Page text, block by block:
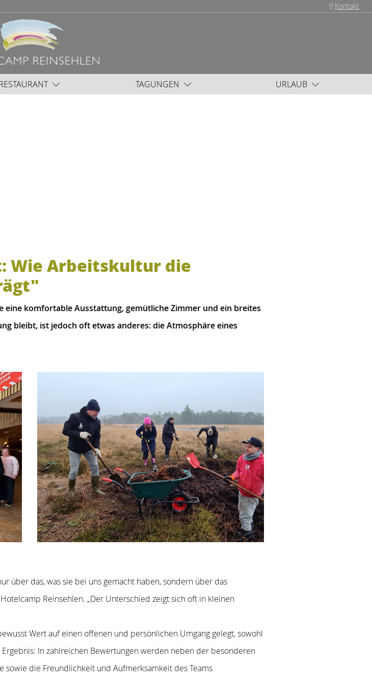
Kontakt
TAGUNGEN URLAUB
Wie Arbeitskultur die
eine komfortable Ausstattung, gemütliche Zimmer und ein breites
bleibt, ist jedoch oft etwas anderes: die Atmosphäre eines
über das, was sie bei uns gemacht haben, sondern über das
Reinsehlen. „Der Unterschied zeigt sich oft in kleinen
Wert auf einen offenen und persönlichen Umgang gelegt, sowohl
In zahlreichen Bewertungen werden neben der besonderen
die Freundlichkeit und Aufmerksamkeit des Teams